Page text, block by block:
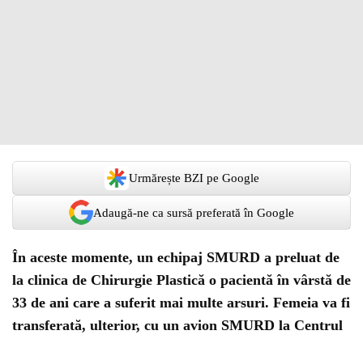
Urmărește BZI pe Google
Adaugă-ne ca sursă preferată în Google
În aceste momente, un echipaj SMURD a preluat de
la clinica de Chirurgie Plastică o pacientă în vârstă de
33 de ani care a suferit mai multe arsuri. Femeia va fi
transferată, ulterior, cu un avion SMURD la Centrul